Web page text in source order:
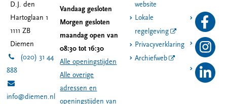
D.J. den
Hartoglaan 1
1111 ZB
Diemen
(020) 31 44
888
info@diemen.nl
Vandaag gesloten
Morgen gesloten
maandag open van
08:30 tot 16:30
Alle openingstijden
Alle overige
adressen en
openingstijden van
website
Lokale
regelgeving
Privacyverklaring
Archiefweb